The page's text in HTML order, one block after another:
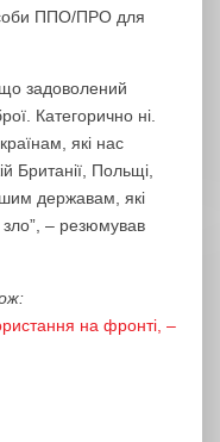
ППО/ПРО для
задоволений
Категорично ні.
які нас
Британії, Польщі,
державам, які
зло”, – резюмував
на фронті, –